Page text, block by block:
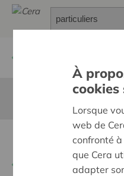
REPLIEK
À
cookies
Lorsque
web de
confronté
que Cera
adapter